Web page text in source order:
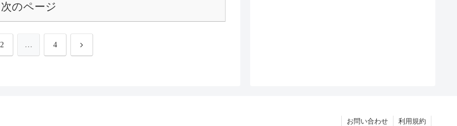
次のページ
2 … 4 次
お問い合わせ 利用規約